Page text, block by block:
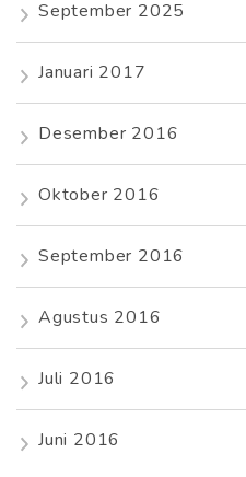
September 2025
Januari 2017
Desember 2016
Oktober 2016
September 2016
Agustus 2016
Juli 2016
Juni 2016